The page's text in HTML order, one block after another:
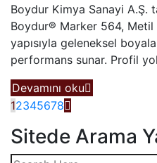
Boydur Kimya Sanayi A.Ş.
Boydur® Marker 564, Metil
yapısıyla geleneksel
performans sunar. Profil
Devamını oku
12345678
Sitede Arama